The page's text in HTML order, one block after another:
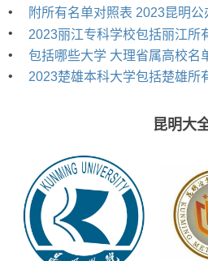
•
附所有名单对照表 2023昆明
•
2023丽江专科学校包括丽江所
•
包括哪些大学 大理省属高校名
•
2023楚雄本科大学包括楚雄所
昆明大